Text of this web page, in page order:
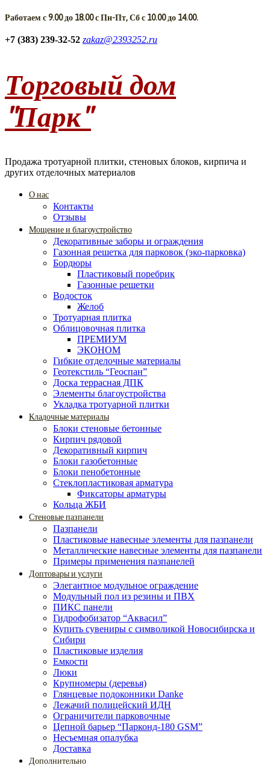
Работаем с 9.00 до 18.00 с Пн-Пт, Сб с 10.00 до 14.00.
+7 (383) 239-32-52 zakaz@2393252.ru
Торговый дом
"Парк"
Продажа тротуарной плитки, стеновых блоков, кирпича и
других отделочных материалов
О нас
Контакты
Отзывы
Мощение и благоустройство
Декоративные заборы и ограждения
Газонная решетка для парковок (эко-парковка)
Бордюры
Пластиковый поребрик
Газонные решетки
Водосток
Желоб
Тротуарная плитка
Облицовочная плитка
ПРЕМИУМ
ЭКОНОМ
Гибкие отделочные материалы
Геотекстиль “Геоспан”
Доска террасная ДПК
Элементы благоустройства
Укладка тротуарной плитки
Кладочные материалы
Блоки стеновые бетонные
Кирпич рядовой
Декоративный кирпич
Блоки газобетонные
Блоки пенобетонные
Стеклопластиковая арматура
Фиксаторы арматуры
Кольца ЖБИ
Стеновые пазпанели
Пазпанели
Пластиковые навесные элементы для пазпанели
Металлические навесные элементы для пазпанели
Примеры применения пазпанелей
Доптовары и услуги
Элегантное модульное ограждение
Модульный пол из резины и ПВХ
ПИКС панели
Гидрофобизатор “Аквасил”
Купить сувениры с символикой Новосибирска и
Сибири
Пластиковые изделия
Емкости
Люки
Крупномеры (деревья)
Глянцевые подоконники Danke
Лежачий полицейский ИДН
Ограничители парковочные
Цепной барьер “Парконд-180 GSM”
Несъемная опалубка
Доставка
Дополнительно